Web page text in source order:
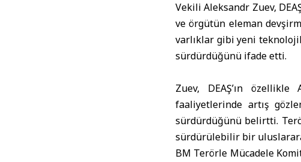
Vekili Aleksandr Zuev,
ve örgütün eleman
varlıklar gibi yeni
sürdürdüğünü ifade etti.
Zuev, DEAŞ’ın özellikle
faaliyetlerinde artış
sürdürdüğünü belirtti.
sürdürülebilir bir
BM Terörle Mücadele